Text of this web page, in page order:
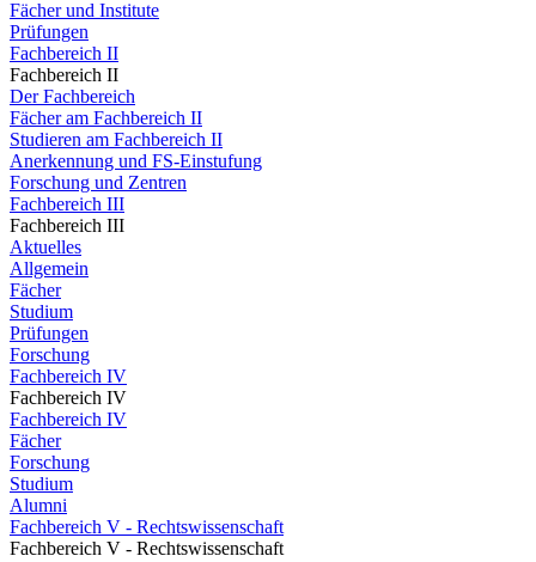
Fächer und Institute
Prüfungen
Fachbereich II
Fachbereich II
Der Fachbereich
Fächer am Fachbereich II
Studieren am Fachbereich II
Anerkennung und FS-Einstufung
Forschung und Zentren
Fachbereich III
Fachbereich III
Aktuelles
Allgemein
Fächer
Studium
Prüfungen
Forschung
Fachbereich IV
Fachbereich IV
Fachbereich IV
Fächer
Forschung
Studium
Alumni
Fachbereich V - Rechtswissenschaft
Fachbereich V - Rechtswissenschaft